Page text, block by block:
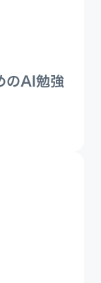
のAI勉強